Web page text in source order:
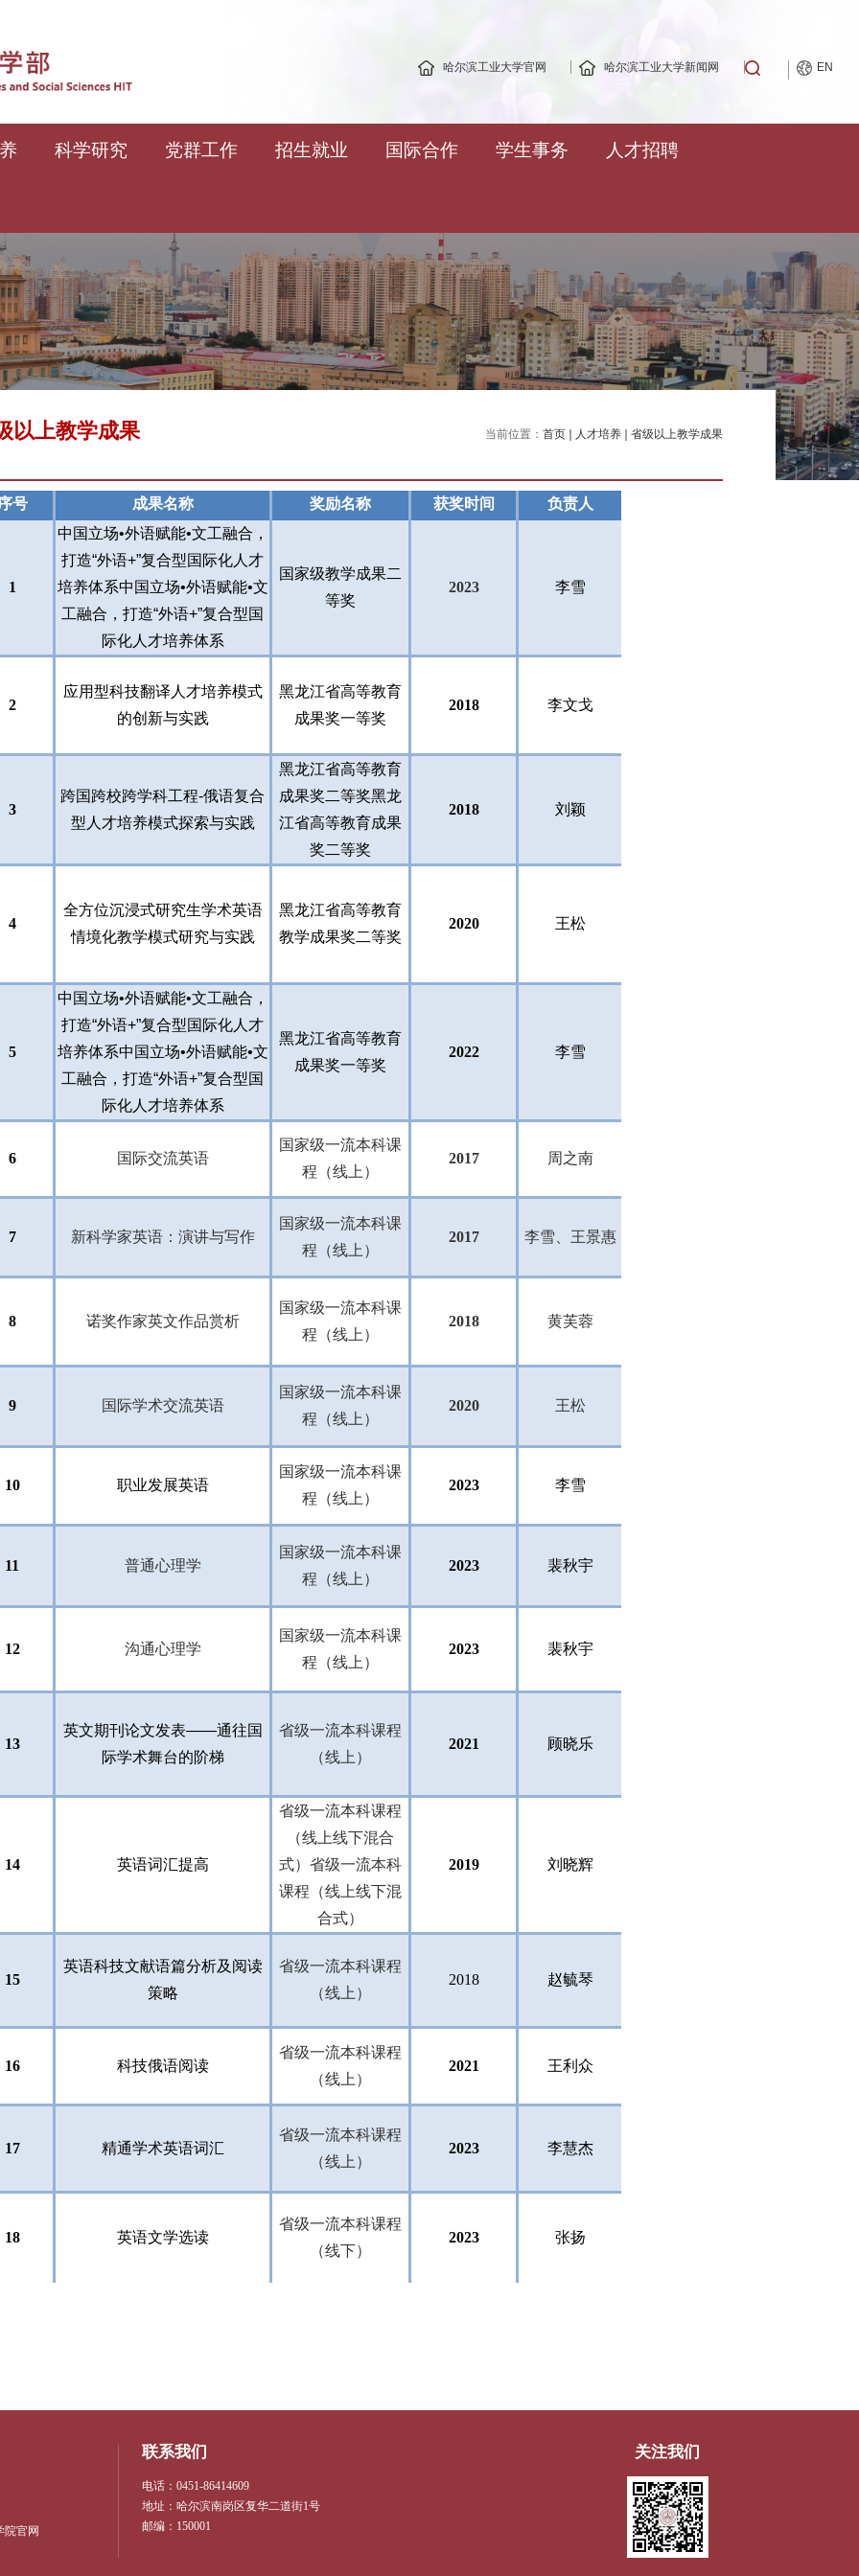
哈尔滨工业大学官网 哈尔滨工业大学新闻网 EN
科学研究 党群工作 招生就业 国际合作 学生事务 人才招聘
当前位置： 首页 人才培养 省级以上教学成果
以上教学成果
号 成果名称 奖励名称 获奖时间 负责人
1
中国立场•外语赋能•文工融合，
打造“外语+”复合型国际化人才
培养体系中国立场•外语赋能•文
工融合，打造“外语+”复合型国
际化人才培养体系
国家级教学成果二
等奖
2023 李雪
2
应用型科技翻译人才培养模式
的创新与实践
黑龙江省高等教育
成果奖一等奖
2018 李文戈
3
跨国跨校跨学科工程-俄语复合
型人才培养模式探索与实践
黑龙江省高等教育
成果奖二等奖黑龙
江省高等教育成果
奖二等奖
2018 刘颖
4
全方位沉浸式研究生学术英语
情境化教学模式研究与实践
黑龙江省高等教育
教学成果奖二等奖
2020 王松
5
中国立场•外语赋能•文工融合，
打造“外语+”复合型国际化人才
培养体系中国立场•外语赋能•文
工融合，打造“外语+”复合型国
际化人才培养体系
黑龙江省高等教育
成果奖一等奖
2022 李雪
6 国际交流英语
国家级一流本科课
程（线上）
2017 周之南
7 新科学家英语：演讲与写作
国家级一流本科课
程（线上）
2017 李雪、王景惠
8 诺奖作家英文作品赏析
国家级一流本科课
程（线上）
2018 黄芙蓉
9 国际学术交流英语
国家级一流本科课
程（线上）
2020 王松
10 职业发展英语
国家级一流本科课
程（线上）
2023 李雪
11 普通心理学
国家级一流本科课
程（线上）
2023 裴秋宇
12 沟通心理学
国家级一流本科课
程（线上）
2023 裴秋宇
13
英文期刊论文发表——通往国
际学术舞台的阶梯
省级一流本科课程
（线上）
2021 顾晓乐
14 英语词汇提高
省级一流本科课程
（线上线下混合
式）省级一流本科
课程（线上线下混
合式）
2019 刘晓辉
15
英语科技文献语篇分析及阅读
策略
省级一流本科课程
（线上）
2018 赵毓琴
16 科技俄语阅读
省级一流本科课程
（线上）
2021 王利众
17 精通学术英语词汇
省级一流本科课程
（线上）
2023 李慧杰
18 英语文学选读
省级一流本科课程
（线下）
2023 张扬
关注我们
联系我们
电话：0451-86414609
地址：哈尔滨南岗区复华二道街1号
邮编：150001
院官网